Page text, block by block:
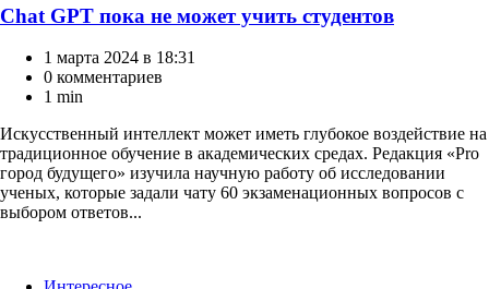
Chat GPT пока не может учить студентов
1 марта 2024 в 18:31
0 комментариев
1 min
Искусственный интеллект может иметь глубокое воздействие на
традиционное обучение в академических средах. Редакция «Pro
город будущего» изучила научную работу об исследовании
ученых, которые задали чату 60 экзаменационных вопросов с
выбором ответов...
Категории